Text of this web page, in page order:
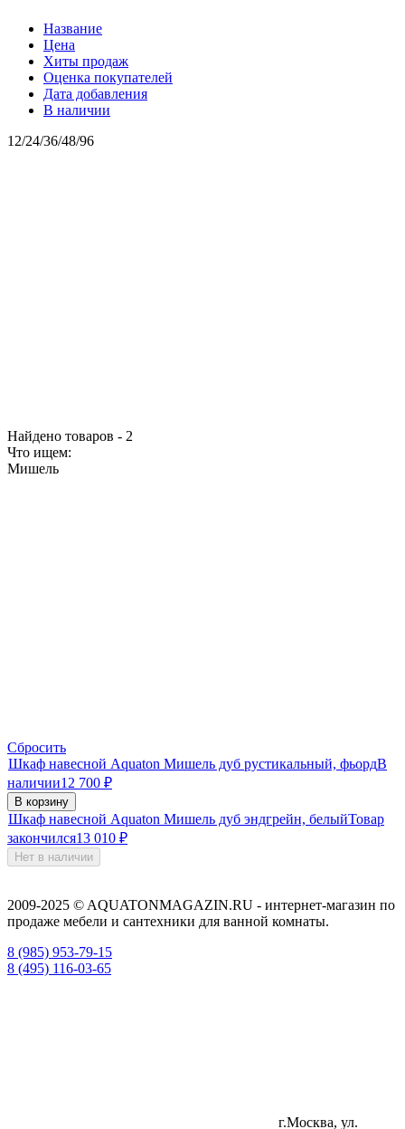
Название
Цена
Хиты продаж
Оценка покупателей
Дата добавления
В наличии
12/24/36/48/96
Найдено товаров - 2
Что ищем:
Мишель
Сбросить
Шкаф навесной Aquaton Мишель дуб рустикальный, фьордВ
наличии12 700 ₽
В корзину
Шкаф навесной Aquaton Мишель дуб эндгрейн, белыйТовар
закончился13 010 ₽
Нет в наличии
2009-2025 © AQUATONMAGAZIN.RU - интернет-магазин по
продаже мебели и сантехники для ванной комнаты.
8 (985) 953-79-15
8 (495) 116-03-65
г.Москва, ул.